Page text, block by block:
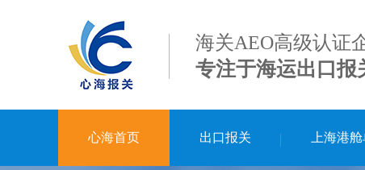
海关AEO高级认证
专注于海运出口报
心海首页 出口报关 上海港